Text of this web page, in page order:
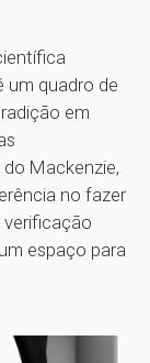
um quadro de
em
Mackenzie,
no fazer
verificação
espaço para